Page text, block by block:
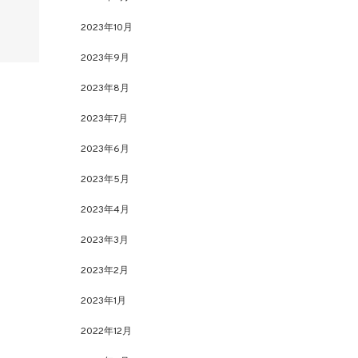
2023年10月
2023年9月
2023年8月
2023年7月
2023年6月
2023年5月
2023年4月
2023年3月
2023年2月
2023年1月
2022年12月